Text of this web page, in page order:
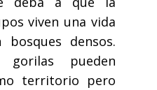
viven una vida
densos.
pueden
territorio pero